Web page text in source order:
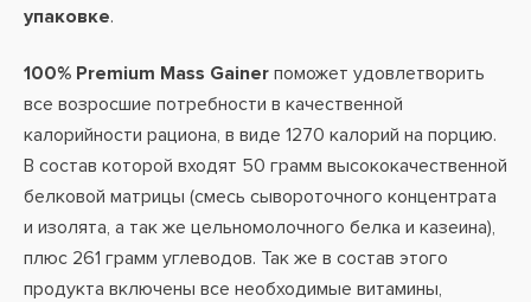
упаковке.
100% Premium Mass Gainer поможет удовлетворить
все возросшие потребности в качественной
калорийности рациона, в виде 1270 калорий на порцию.
В состав которой входят 50 грамм высококачественной
белковой матрицы (смесь сывороточного концентрата
и изолята, а так же цельномолочного белка и казеина),
плюс 261 грамм углеводов. Так же в состав этого
продукта включены все необходимые витамины,